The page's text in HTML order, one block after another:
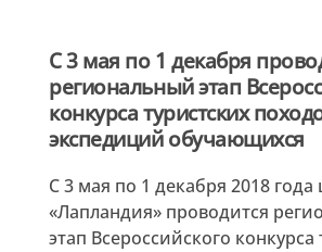
С 3 мая по 1 декабря
региональный этап
конкурса туристских
экспедиций обучающихся
С 3 мая по 1 декабря 2018 года
«Лапландия» проводится
этап Всероссийского конкурса